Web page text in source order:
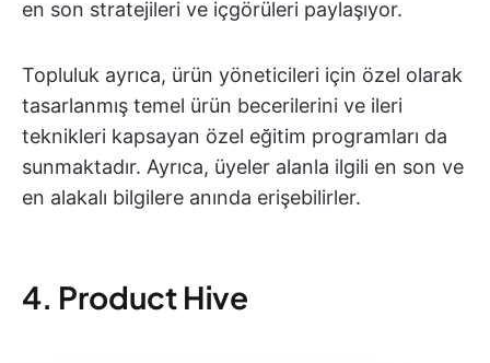
en son stratejileri ve içgörüleri paylaşıyor.
Topluluk ayrıca, ürün yöneticileri için özel olarak
tasarlanmış temel ürün becerilerini ve ileri
teknikleri kapsayan özel eğitim programları da
sunmaktadır. Ayrıca, üyeler alanla ilgili en son ve
en alakalı bilgilere anında erişebilirler.
4. Product Hive